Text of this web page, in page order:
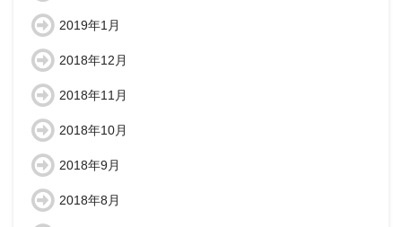
2019年1月
2018年12月
2018年11月
2018年10月
2018年9月
2018年8月